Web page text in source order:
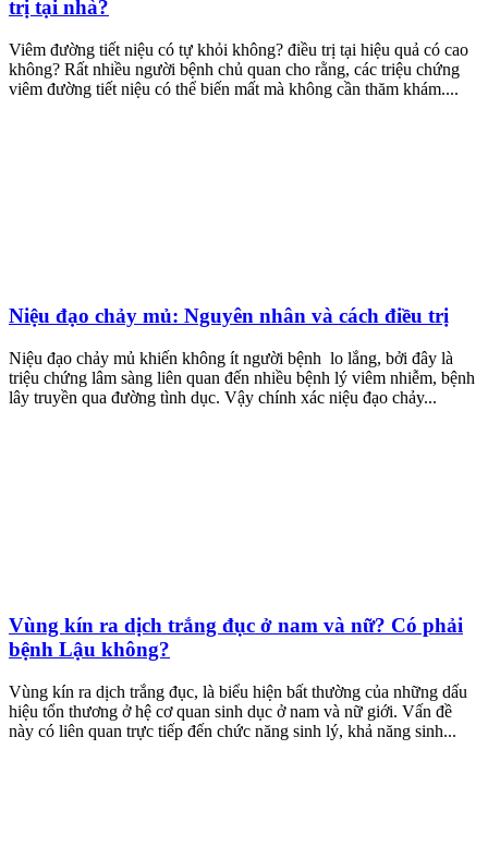
trị tại nhà?
Viêm đường tiết niệu có tự khỏi không? điều trị tại hiệu quả có cao
không? Rất nhiều người bệnh chủ quan cho rằng, các triệu chứng
viêm đường tiết niệu có thể biến mất mà không cần thăm khám....
Niệu đạo chảy mủ: Nguyên nhân và cách điều trị
Niệu đạo chảy mủ khiến không ít người bệnh lo lắng, bởi đây là
triệu chứng lâm sàng liên quan đến nhiều bệnh lý viêm nhiễm, bệnh
lây truyền qua đường tình dục. Vậy chính xác niệu đạo chảy...
Vùng kín ra dịch trắng đục ở nam và nữ? Có phải
bệnh Lậu không?
Vùng kín ra dịch trắng đục, là biểu hiện bất thường của những dấu
hiệu tổn thương ở hệ cơ quan sinh dục ở nam và nữ giới. Vấn đề
này có liên quan trực tiếp đến chức năng sinh lý, khả năng sinh...